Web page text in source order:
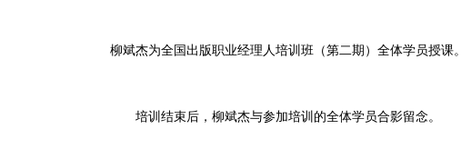
柳斌杰为全国出版职业经理人培训班（第二期）全体学员授课。
培训结束后，柳斌杰与参加培训的全体学员合影留念。